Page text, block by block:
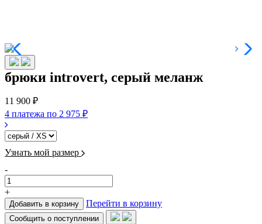
брюки introvert, серый меланж
11 900 ₽
4 платежа по 2 975 ₽
Узнать мой размер
-
+
Добавить в корзину Перейти в корзину
Сообщить о поступлении